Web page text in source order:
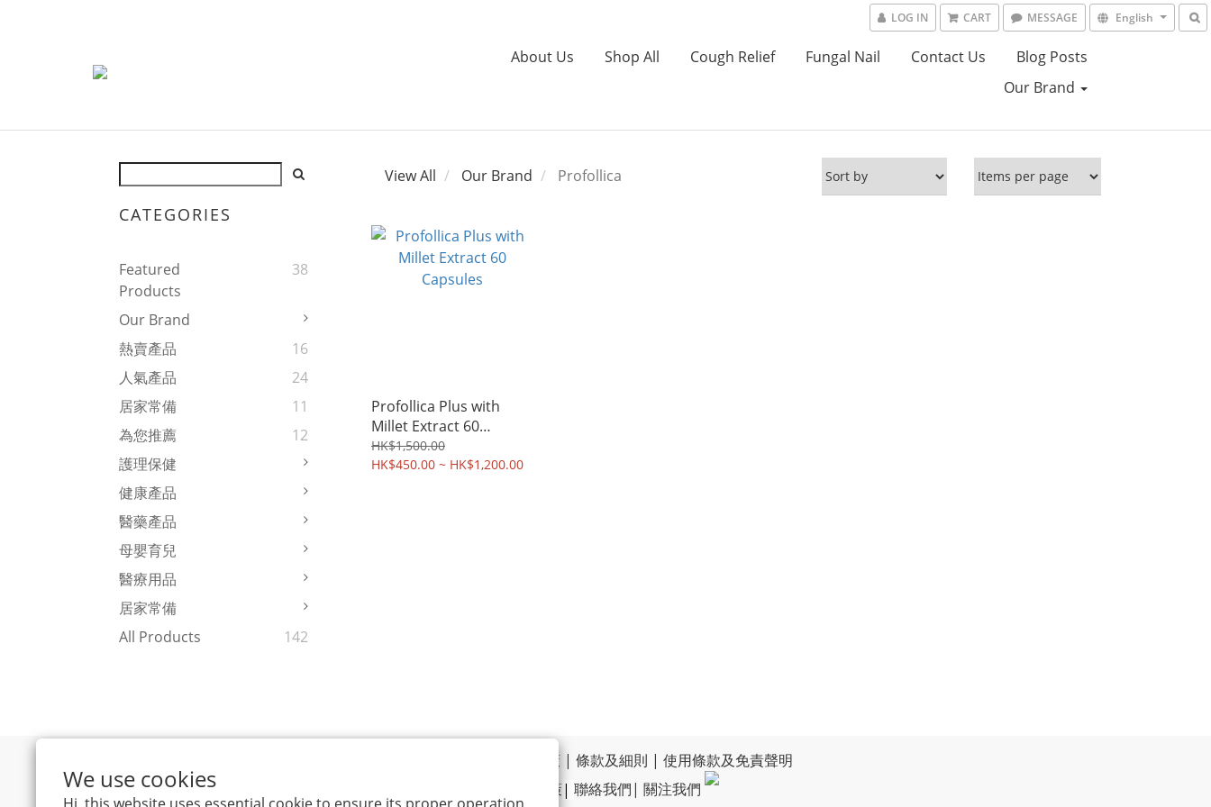
We use cookies
LOG IN CART MESSAGE English
About Us Shop All Cough Relief Fungal Nail Contact Us
Blog Posts
Our Brand
CATEGORIES
Featured
Products
38
Our Brand
熱賣產品
16
人氣產品
24
居家常備
11
為您推薦
12
護理保健
健康產品
醫藥產品
母嬰育兒
醫療用品
居家常備
All Products
142
View All Our Brand Profollica
Profollica Plus with
Millet Extract 60
Capsules
HK$1,500.00
HK$450.00 ~ HK$1,200.00
退換貨政策| 條款及細則 | 使用條款及免責聲明
私隱政策| 聯絡我們| 關注我們